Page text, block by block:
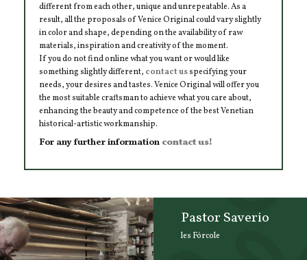
different from each other, unique and unrepeatable. As a
result, all the proposals of Venice Original could vary slightly
in color and shape, depending on the availability of raw
materials, inspiration and creativity of the moment.
If you do not find online what you want or would like
something slightly different, contact usspecifying your
needs, your desires and tastes. Venice Original will offer you
the most suitable craftsman to achieve what you care about,
enhancing the beauty and competence of the best Venetian
historical-artistic workmanship.
For any further information contact us!
Pastor Saverio
les Fórcole